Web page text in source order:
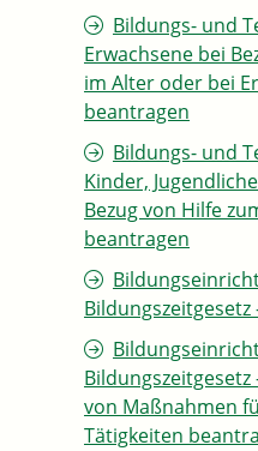
Bildungs- und
Erwachsene bei
im Alter oder bei
beantragen
Bildungs- und
Kinder,
Bezug von Hilfe
beantragen
von Maßnahmen
Tätigkeiten